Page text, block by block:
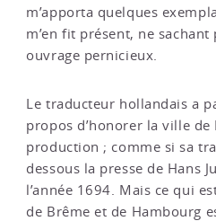
m’apporta quelques
m’en fit présent, ne sachant
ouvrage pernicieux.
Le traducteur hollandais a
propos d’honorer la ville de
production ; comme si sa
dessous la presse de Hans
l’année 1694. Mais ce qui
de Brême et de Hambourg